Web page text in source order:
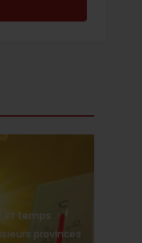
et temps
provinces